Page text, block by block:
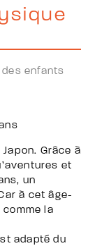
des enfants
Grâce à
et
un
à cet âge-
comme la
adapté du